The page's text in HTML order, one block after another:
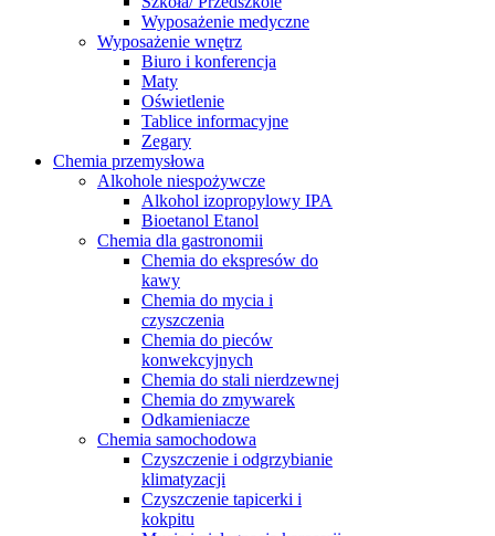
Wyposażenie medyczne
Wyposażenie wnętrz
Biuro i konferencja
Maty
Oświetlenie
Tablice informacyjne
Zegary
Chemia przemysłowa
Alkohole niespożywcze
Alkohol izopropylowy IPA
Bioetanol Etanol
Chemia dla gastronomii
Chemia do ekspresów do
kawy
Chemia do mycia i
czyszczenia
Chemia do pieców
konwekcyjnych
Chemia do stali nierdzewnej
Chemia do zmywarek
Odkamieniacze
Chemia samochodowa
Czyszczenie i odgrzybianie
klimatyzacji
Czyszczenie tapicerki i
kokpitu